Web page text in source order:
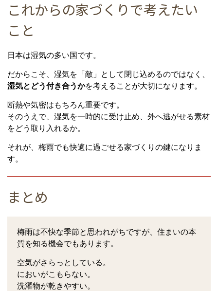
これからの家づくりで考えたい
こと
日本は湿気の多い国です。
だからこそ、湿気を「敵」として閉じ込めるのではなく、
湿気とどう付き合うかを考えることが大切になります。
断熱や気密はもちろん重要です。
そのうえで、湿気を一時的に受け止め、外へ逃がせる素材
をどう取り入れるか。
それが、梅雨でも快適に過ごせる家づくりの鍵になりま
す。
まとめ
梅雨は不快な季節と思われがちですが、住まいの本
質を知る機会でもあります。
空気がさらっとしている。
においがこもらない。
洗濯物が乾きやすい。